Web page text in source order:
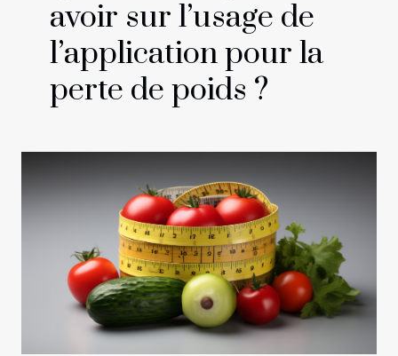
avoir sur l’usage de
l’application pour la
perte de poids ?